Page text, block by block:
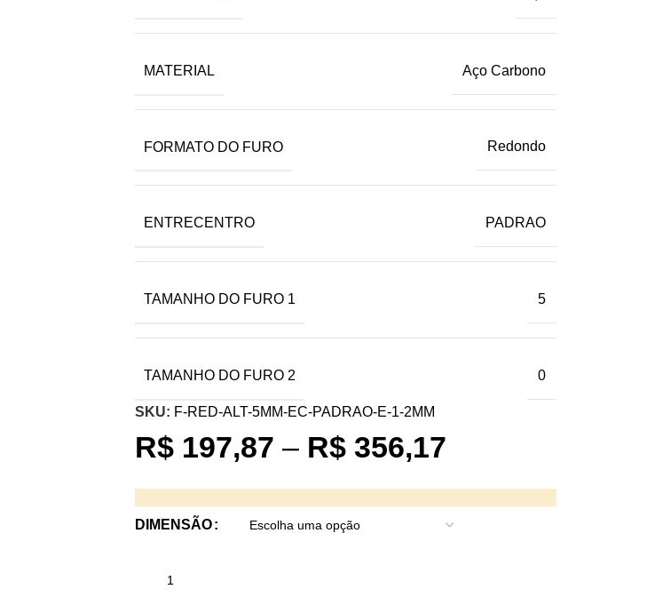
MATERIAL Aço Carbono
FORMATO DO FURO Redondo
ENTRECENTRO PADRAO
TAMANHO DO FURO 1 5
TAMANHO DO FURO 2 0
SKU: F-RED-ALT-5MM-EC-PADRAO-E-1-2MM
R$197,87 – R$356,17
DIMENSÃO